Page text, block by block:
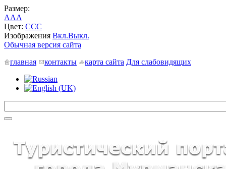
Размер:
AAA
Цвет: CCC
Изображения Вкл.Выкл.
Обычная версия сайта
главная
контакты карта сайта Для слабовидящих